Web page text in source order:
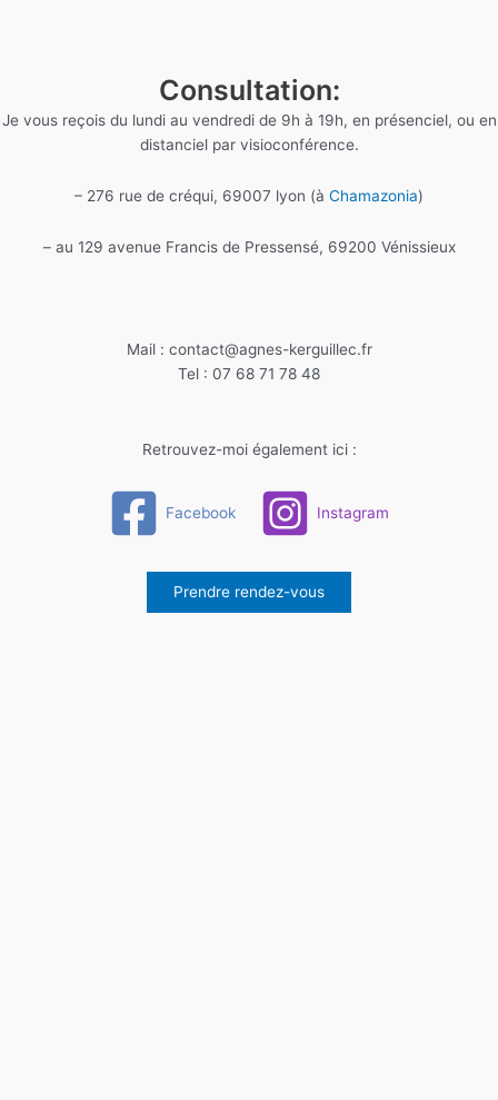
Consultation:
Je vous reçois du lundi au vendredi de 9h à 19h, en présenciel, ou en
distanciel par visioconférence.
– 276 rue de créqui, 69007 lyon (à Chamazonia)
– au 129 avenue Francis de Pressensé, 69200 Vénissieux
Mail : contact@agnes-kerguillec.fr
Tel : 07 68 71 78 48
Retrouvez-moi également ici :
Facebook Instagram
Prendre rendez-vous